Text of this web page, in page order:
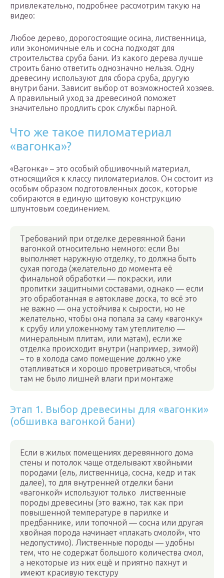
привлекательно, подробнее рассмотрим такую на
видео:
Любое дерево, дорогостоящие осина, лиственница,
или экономичные ель и сосна подходят для
строительства сруба бани. Из какого дерева лучше
строить баню ответить однозначно нельзя. Одну
древесину используют для сбора сруба, другую
внутри бани. Зависит выбор от возможностей хозяев.
А правильный уход за древесиной поможет
значительно продлить срок службы парной.
Что же такое пиломатериал
«вагонка»?
«Вагонка» – это особый обшивочный материал,
относящийся к классу пиломатериалов. Он состоит из
особым образом подготовленных досок, которые
собираются в единую щитовую конструкцию
шпунтовым соединением.
Требований при отделке деревянной бани
вагонкой относительно немного: если Вы
выполняет наружную отделку, то должна быть
сухая погода (желательно до момента её
финальной обработки — покраски, или
пропитки защитными составами, однако — если
это обработанная в автоклаве доска, то всё это
не важно — она устойчива к сырости, но не
желательно, чтобы она попала за саму «вагонку»
к срубу или уложенному там утеплителю —
минеральным плитам, или матам), если же
отделка происходит внутри (например, зимой)
– то в холода само помещение должно уже
отапливаться и хорошо проветриваться, чтобы
там не было лишней влаги при монтаже
Этап 1. Выбор древесины для «вагонки»
(обшивка вагонкой бани)
Если в жилых помещениях деревянного дома
стены и потолок чаще отделывают хвойными
породами (ель, лиственница, сосна, кедр и так
далее), то для внутренней отделки бани
«вагонкой» используют только лиственные
породы древесины (это важно, так как при
повышенной температуре в парилке и
предбаннике, или топочной — сосна или другая
хвойная порода начинает «плакать смолой», что
недопустимо). Лиственные породы — удобны
тем, что не содержат большого количества смол,
а некоторые из них ещё и приятно пахнут и
имеют красивую текстуру